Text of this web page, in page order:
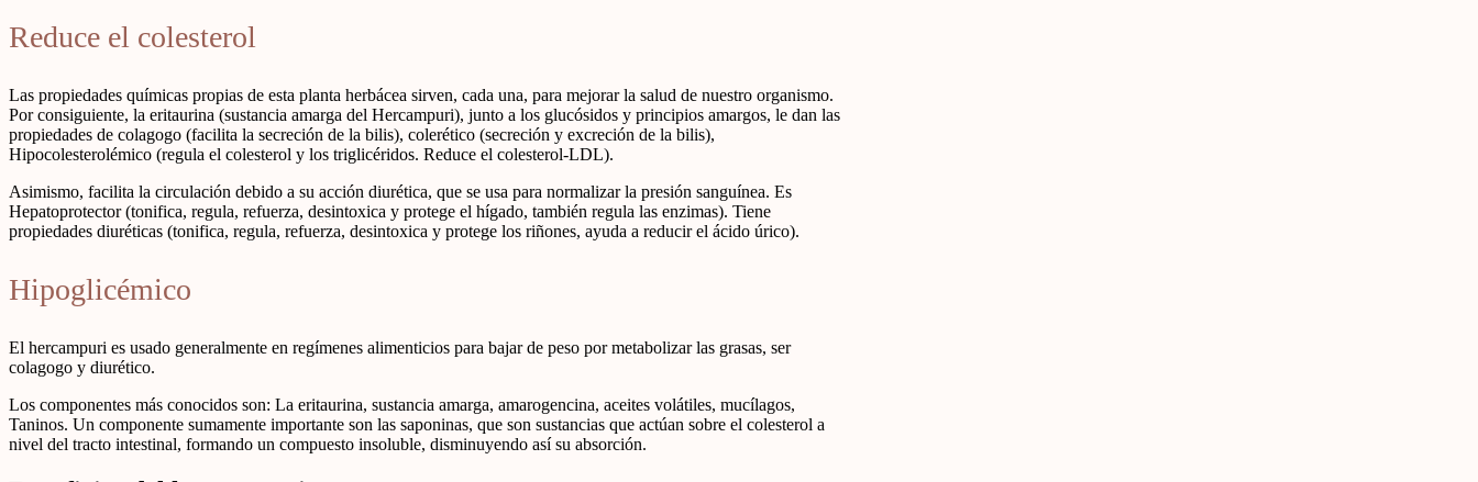
Reduce el colesterol
Las propiedades químicas propias de esta planta herbácea sirven, cada una, para mejorar la salud de nuestro organismo.
Por consiguiente, la eritaurina (sustancia amarga del Hercampuri), junto a los glucósidos y principios amargos, le dan las
propiedades de colagogo (facilita la secreción de la bilis), colerético (secreción y excreción de la bilis),
Hipocolesterolémico (regula el colesterol y los triglicéridos. Reduce el colesterol-LDL).
Asimismo, facilita la circulación debido a su acción diurética, que se usa para normalizar la presión sanguínea. Es
Hepatoprotector (tonifica, regula, refuerza, desintoxica y protege el hígado, también regula las enzimas). Tiene
propiedades diuréticas (tonifica, regula, refuerza, desintoxica y protege los riñones, ayuda a reducir el ácido úrico).
Hipoglicémico
El hercampuri es usado generalmente en regímenes alimenticios para bajar de peso por metabolizar las grasas, ser
colagogo y diurético.
Los componentes más conocidos son: La eritaurina, sustancia amarga, amarogencina, aceites volátiles, mucílagos,
Taninos. Un componente sumamente importante son las saponinas, que son sustancias que actúan sobre el colesterol a
nivel del tracto intestinal, formando un compuesto insoluble, disminuyendo así su absorción.